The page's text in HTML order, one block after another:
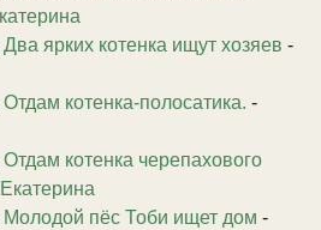
Два ярких котенка ищут хозяев -
Отдам котенка-полосатика. -
Отдам котенка черепахового
Екатерина
Молодой пёс Тоби ищет дом -